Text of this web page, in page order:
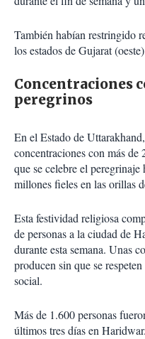
También habían restringido
los estados de Gujarat
Concentraciones
peregrinos
En el Estado de
concentraciones con más de
que se celebre el
millones fieles en las orillas
Esta festividad religiosa
de personas a la ciudad de
durante esta semana. Unas
producen sin que se
social.
Más de 1.600 personas
últimos tres días en Haridwar.